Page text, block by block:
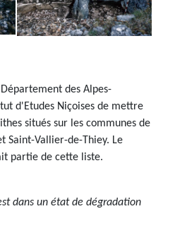
des Alpes-
d'Etudes Niçoises de mettre
situés sur les communes de
Saint-Vallier-de-Thiey. Le
partie de cette liste.
dans un état de dégradation